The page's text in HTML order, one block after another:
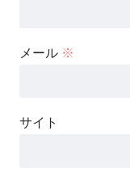
メール ※
サイト